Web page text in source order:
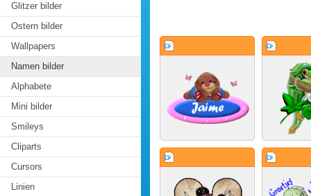
Glitzer bilder
Ostern bilder
Wallpapers
Namen bilder
Alphabete
Mini bilder
Smileys
Cliparts
Cursors
Linien